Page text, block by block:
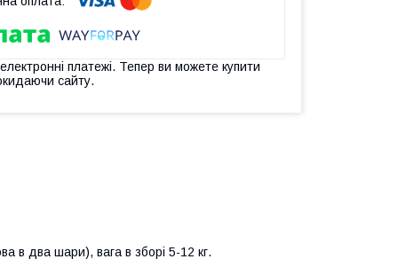
платежі. Тепер ви можете купити
сайту.
в два шари), вага в зборі 5-12 кг.